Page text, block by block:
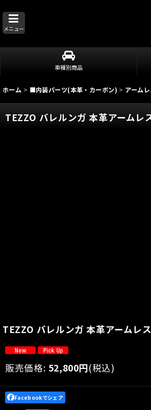
メニュー
車種別商品
ホーム > ■内装パーツ(本革・カーボン) > アーム
TEZZO バレルンガ 本革アームレ
TEZZO バレルンガ 本革アームレ
販売価格: 52,800円(税込)
Facebookでシェア